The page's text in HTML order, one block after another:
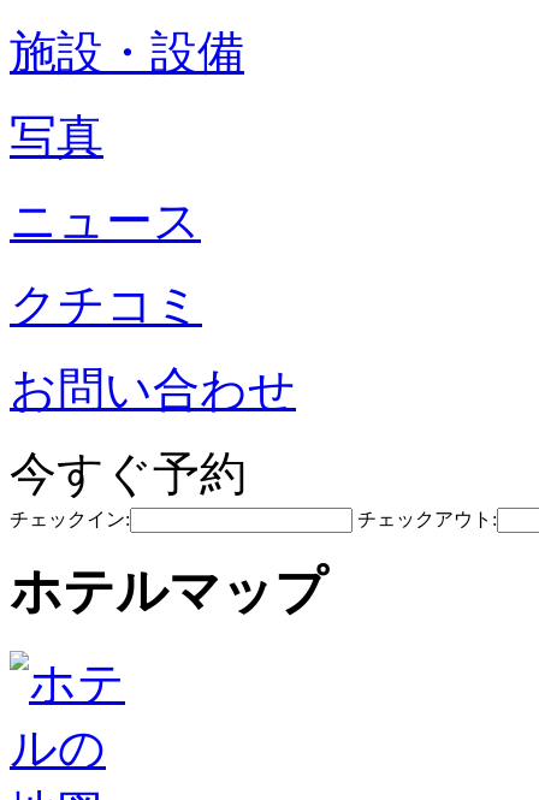
施設・設備
写真
ニュース
クチコミ
お問い合わせ
今すぐ予約
チェックイン: チェックアウト:
ホテルマップ